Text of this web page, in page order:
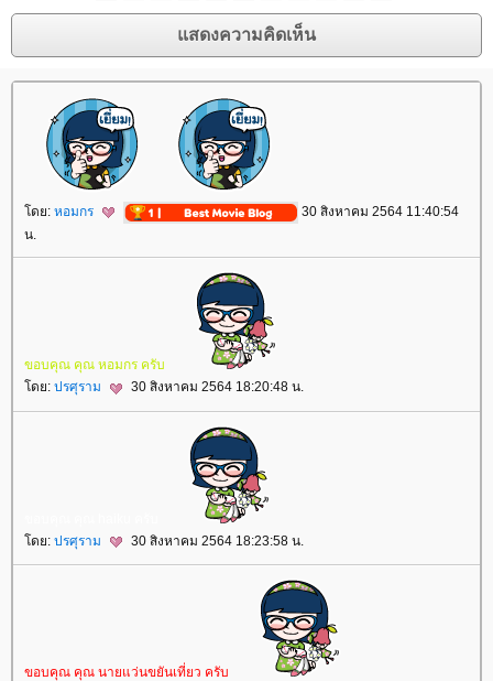
ดย: หอมกร
30 สิงหาคม 2564 11:40:54
น.
ขอบคุณ คุณ หอมกร ครับ
ดย: ปรศุราม 30 สิงหาคม 2564 18:20:48 น.
ดย: ปรศุราม 30 สิงหาคม 2564 18:23:58 น.
ขอบคุณ คุณ นายแว่นขยันเที่ยว ครับ